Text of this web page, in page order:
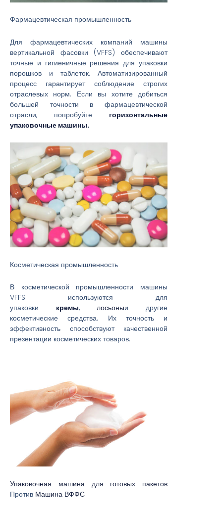
Фармацевтическая промышленность
Для фармацевтических компаний машины
вертикальной фасовки (VFFS) обеспечивают
точные и гигиеничные решения для упаковки
порошков и таблеток. Автоматизированный
процесс гарантирует соблюдение строгих
отраслевых норм. Если вы хотите добиться
большей точности в фармацевтической
отрасли, попробуйте горизонтальные
упаковочные машины.
Косметическая промышленность
В косметической промышленности машины
VFFS используются для
упаковки кремы,лосьоныи другие
косметические средства. Их точность и
эффективность способствуют качественной
презентации косметических товаров.
Упаковочная машина для готовых пакетов
Против Машина ВФФС